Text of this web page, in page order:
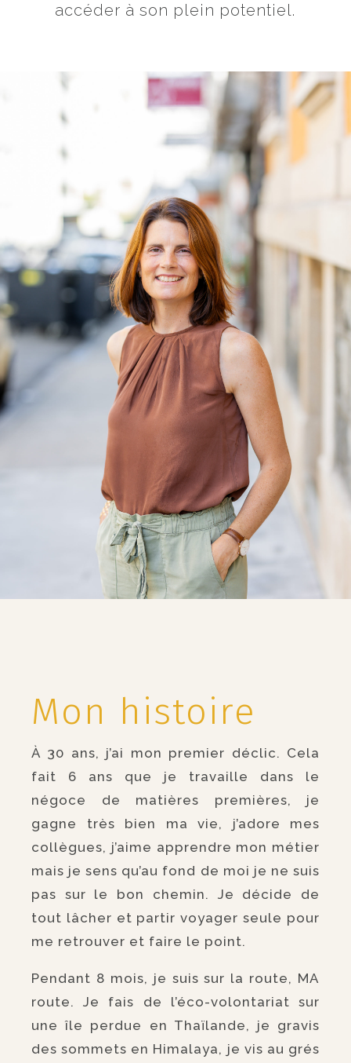
accéder à son plein potentiel.
Mon histoire
À 30 ans, j’ai mon premier déclic. Cela
fait 6 ans que je travaille dans le
négoce de matières premières, je
gagne très bien ma vie, j’adore mes
collègues, j’aime apprendre mon métier
mais je sens qu’au fond de moi je ne suis
pas sur le bon chemin. Je décide de
tout lâcher et partir voyager seule pour
me retrouver et faire le point.
Pendant 8 mois, je suis sur la route, MA
route. Je fais de l’éco-volontariat sur
une île perdue en Thaïlande, je gravis
des sommets en Himalaya, je vis au grés